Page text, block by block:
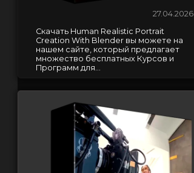
27.04.2026
Скачать Human Realistic Portrait
Creation With Blender вы можете на
нашем сайте, который предлагает
множество бесплатных Курсов и
Программ для...